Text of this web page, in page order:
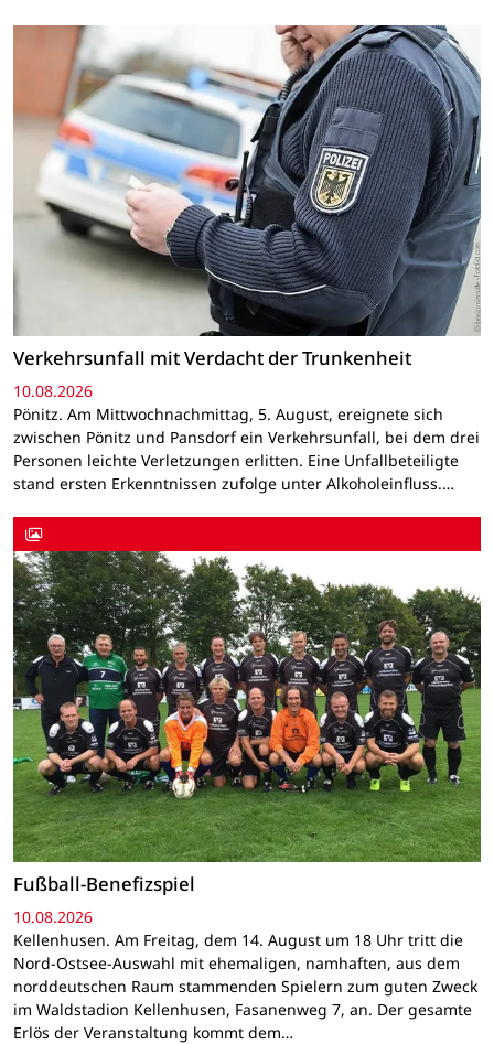
Verkehrsunfall mit Verdacht der Trunkenheit
10.08.2026
Pönitz. Am Mittwochnachmittag, 5. August, ereignete sich
zwischen Pönitz und Pansdorf ein Verkehrsunfall, bei dem drei
Personen leichte Verletzungen erlitten. Eine Unfallbeteiligte
stand ersten Erkenntnissen zufolge unter Alkoholeinfluss.…
Fußball-Benefizspiel
10.08.2026
Kellenhusen. Am Freitag, dem 14. August um 18 Uhr tritt die
Nord-Ostsee-Auswahl mit ehemaligen, namhaften, aus dem
norddeutschen Raum stammenden Spielern zum guten Zweck
im Waldstadion Kellenhusen, Fasanenweg 7, an. Der gesamte
Erlös der Veranstaltung kommt dem…